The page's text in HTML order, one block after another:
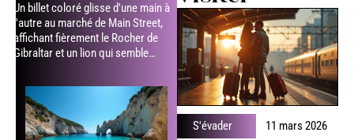
Un billet coloré glisse d'une main à
l'autre au marché de Main Street,
affichant fièrement le Rocher de
Gibraltar et un lion qui semble…
S'évader 11 mars 2026